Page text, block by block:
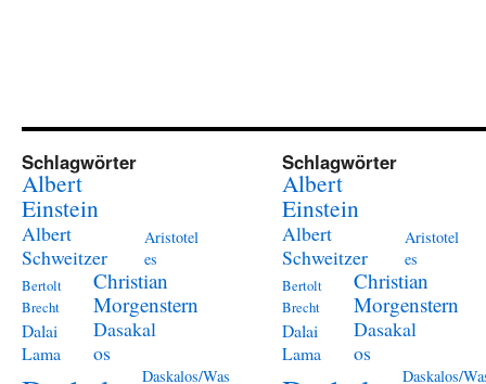
Schlagwörter
Albert
Einstein
Albert
Schweitzer
Aristotel
es
Bertolt
Brecht
Christian
Morgenstern
Dalai
Lama
Dasakal
os
Daskalos/Was
Schlagwörter
Albert
Einstein
Albert
Schweitzer
Aristotel
es
Bertolt
Brecht
Christian
Morgenstern
Dalai
Lama
Dasakal
os
Daskalos/